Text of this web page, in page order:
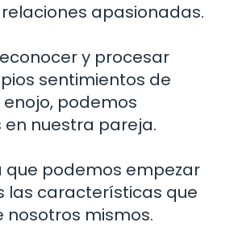
apasionadas.
y procesar
sentimientos de
podemos
nuestra pareja.
que podemos empezar
las características que
nosotros mismos.